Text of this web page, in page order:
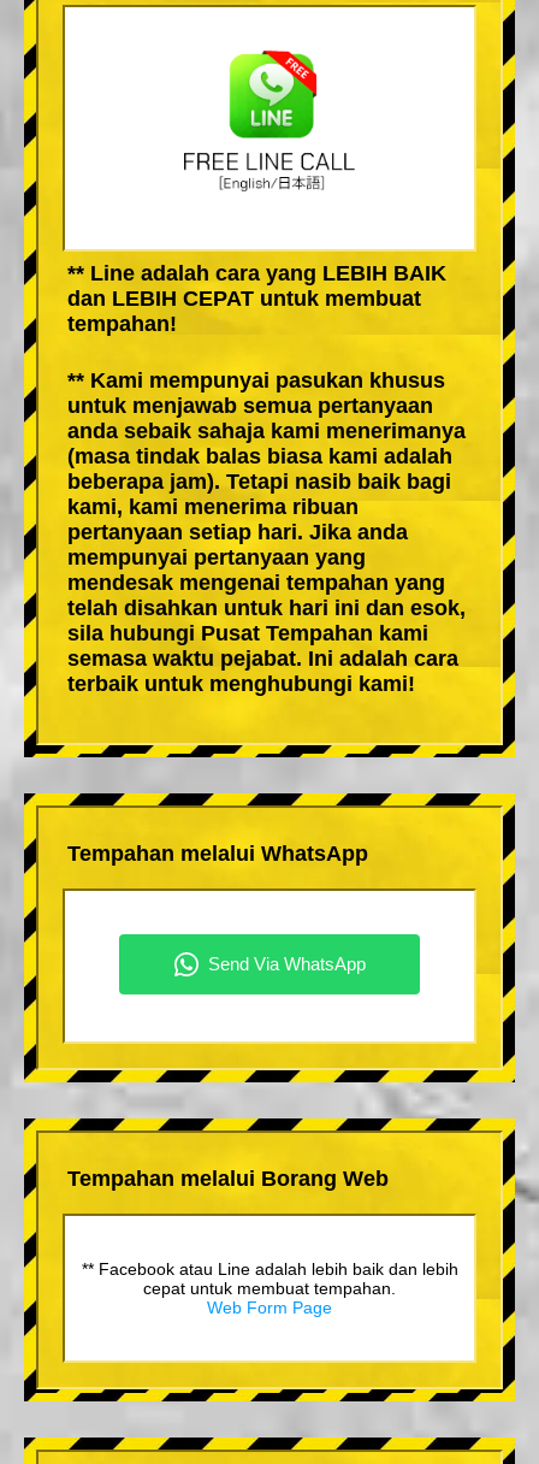
** Line adalah cara yang LEBIH BAIK
dan LEBIH CEPAT untuk membuat
tempahan!
** Kami mempunyai pasukan khusus
untuk menjawab semua pertanyaan
anda sebaik sahaja kami menerimanya
(masa tindak balas biasa kami adalah
beberapa jam). Tetapi nasib baik bagi
kami, kami menerima ribuan
pertanyaan setiap hari. Jika anda
mempunyai pertanyaan yang
mendesak mengenai tempahan yang
telah disahkan untuk hari ini dan esok,
sila hubungi Pusat Tempahan kami
semasa waktu pejabat. Ini adalah cara
terbaik untuk menghubungi kami!
Tempahan melalui WhatsApp
Tempahan melalui Borang Web
** Facebook atau Line adalah lebih baik dan lebih
cepat untuk membuat tempahan.
Web Form Page